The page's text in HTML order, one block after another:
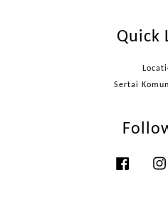
Quick
Sertai
Facebook